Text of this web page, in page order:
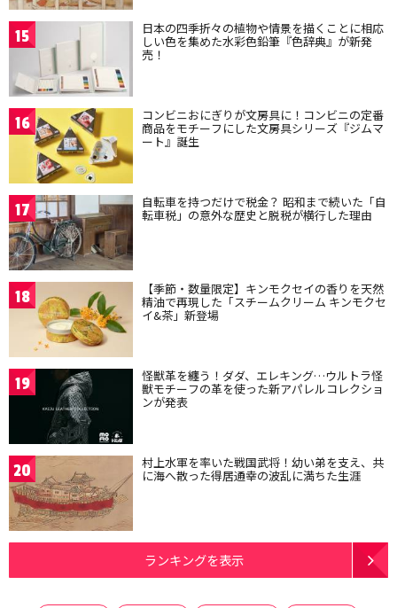
15 日本の四季折々の植物や情景を描くことに相応
しい色を集めた水彩色鉛筆『色辞典』が新発
売！
16 コンビニおにぎりが文房具に！コンビニの定番
商品をモチーフにした文房具シリーズ『ジムマ
ート』誕生
17 自転車を持つだけで税金？ 昭和まで続いた「自
転車税」の意外な歴史と脱税が横行した理由
18 【季節・数量限定】キンモクセイの香りを天然
精油で再現した「スチームクリーム キンモクセ
イ&茶」新登場
19 怪獣革を纏う！ダダ、エレキング…ウルトラ怪
獣モチーフの革を使った新アパレルコレクショ
ンが発表
20 村上水軍を率いた戦国武将！幼い弟を支え、共
に海へ散った得居通幸の波乱に満ちた生涯
ランキングを表示